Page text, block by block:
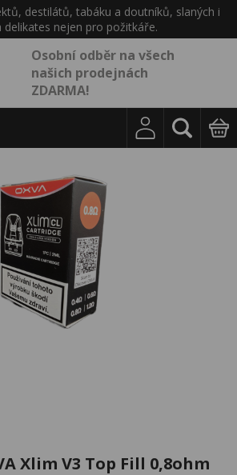
destilátů, tabáku a doutníků, slaných i
delikates nejen pro požitkáře.
Osobní odběr na všech
našich prodejnách
ZDARMA!
Xlim V3 Top Fill 0,8ohm